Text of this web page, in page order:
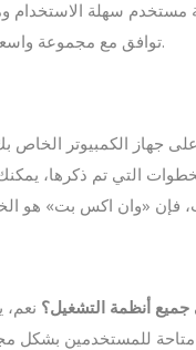
توافق مع مجموعة واسعة من الألعاب والتطبيقات.
الكمبيوتر الخاص بك
التي تم ذكرها،
فإن «وان اكس بت» هو
أنظمة التشغيل؟
متاحة للمستخدمين بشكل